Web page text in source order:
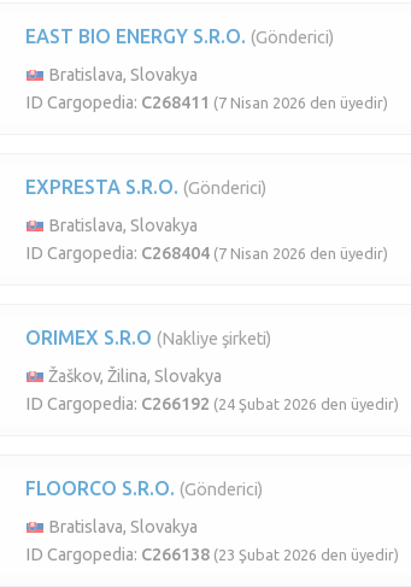
EAST BIO ENERGY S.R.O. (Gönderici)
Bratislava, Slovakya
ID Cargopedia: C268411 (7 Nisan 2026 den üyedir)
EXPRESTA S.R.O. (Gönderici)
Bratislava, Slovakya
ID Cargopedia: C268404 (7 Nisan 2026 den üyedir)
ORIMEX S.R.O (Nakliye şirketi)
Žaškov, Žilina, Slovakya
ID Cargopedia: C266192 (24 Şubat 2026 den üyedir)
FLOORCO S.R.O. (Gönderici)
Bratislava, Slovakya
ID Cargopedia: C266138 (23 Şubat 2026 den üyedir)